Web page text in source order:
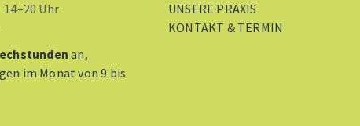
Uhr
an,
im Monat von 9 bis
UNSERE PRAXIS
KONTAKT & TERMIN